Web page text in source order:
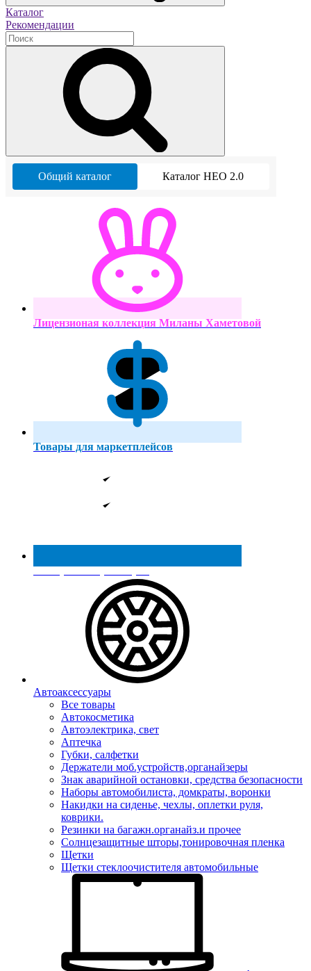
Каталог
Рекомендации
Общий каталог Каталог НЕО 2.0
Лицензионая коллекция Миланы Хаметовой
Товары для маркетплейсов
Реестр МинПромТорга
Автоаксессуары
Все товары
Автокосметика
Автоэлектрика, свет
Аптечка
Губки, салфетки
Держатели моб.устройств,органайзеры
Знак аварийной остановки, средства безопасности
Наборы автомобилиста, домкраты, воронки
Накидки на сиденье, чехлы, оплетки руля,
коврики.
Резинки на багажн.органайз.и прочее
Солнцезащитные шторы,тонировочная пленка
Щетки
Щетки стеклоочистителя автомобильные